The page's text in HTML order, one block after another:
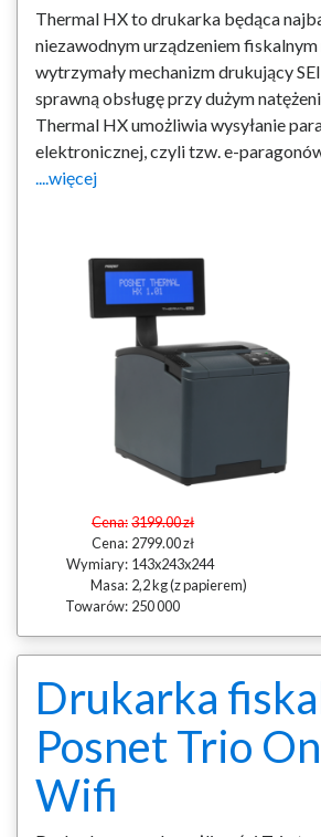
Thermal HX to drukarka będąca
niezawodnym urządzeniem fiskalnym
wytrzymały mechanizm drukujący
sprawną obsługę przy dużym
Thermal HX umożliwia wysyłanie
elektronicznej, czyli tzw. e-
....więcej
Cena:3199.00 zł
Cena: 2799.00 zł
Wymiary: 143x243x244
Masa: 2,2 kg (z papierem)
Towarów: 250 000
Drukarka
Posnet Trio
Wifi